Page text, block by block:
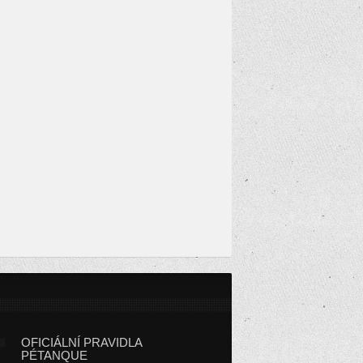
OFICIÁLNÍ PRAVIDLA
PÉTANQUE